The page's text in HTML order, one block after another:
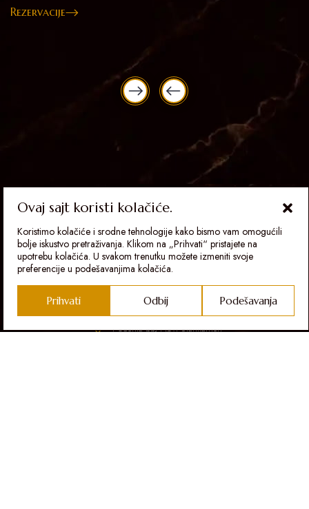
Ovaj sajt koristi kolačiće.
Koristimo kolačiće i srodne tehnologije kako bismo vam omogućili
bolje iskustvo pretraživanja. Klikom na „Prihvati“ pristajete na
upotrebu kolačića. U svakom trenutku možete izmeniti svoje
preferencije u podešavanjima kolačića.
Prihvati Odbij Podešavanja
Rezervacije
Kontakt
+381 69 607 698
Počenta bb, Novi Slankamen